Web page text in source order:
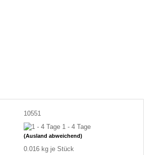
10551
1 - 4 Tage
(Ausland abweichend)
0.016 kg je Stück